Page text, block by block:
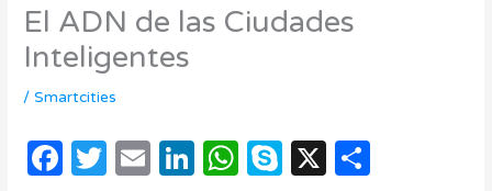
El ADN de las Ciudades
Inteligentes
/Smartcities
F
T
E
Li W S
X